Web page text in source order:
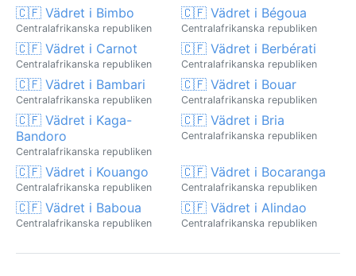
🇨🇫 Vädret i Bimbo
Centralafrikanska republiken
🇨🇫 Vädret i Bégoua
Centralafrikanska republiken
🇨🇫 Vädret i Carnot
Centralafrikanska republiken
🇨🇫 Vädret i Berbérati
Centralafrikanska republiken
🇨🇫 Vädret i Bambari
Centralafrikanska republiken
🇨🇫 Vädret i Bouar
Centralafrikanska republiken
🇨🇫 Vädret i Kaga-
Bandoro
Centralafrikanska republiken
🇨🇫 Vädret i Bria
Centralafrikanska republiken
🇨🇫 Vädret i Kouango
Centralafrikanska republiken
🇨🇫 Vädret i Bocaranga
Centralafrikanska republiken
🇨🇫 Vädret i Baboua
Centralafrikanska republiken
🇨🇫 Vädret i Alindao
Centralafrikanska republiken